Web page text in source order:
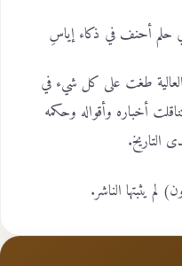
أحنف في ذكاء إياسِ
طغت على كل شيء في
أخباره وأقواله وحكمه
التاريخ.